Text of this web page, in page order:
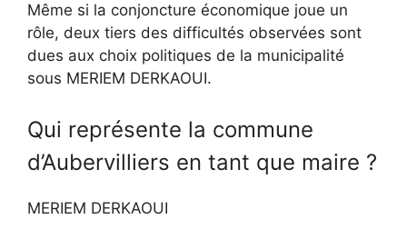
Même si la conjoncture économique joue un
rôle, deux tiers des difficultés observées sont
dues aux choix politiques de la municipalité
sous MERIEM DERKAOUI.
Qui représente la commune
d’Aubervilliers en tant que maire ?
MERIEM DERKAOUI